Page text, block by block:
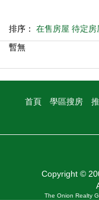
排序： 在售房屋 待定房
暫無
首頁 學區搜房
Copyright ©
The Onion Realty